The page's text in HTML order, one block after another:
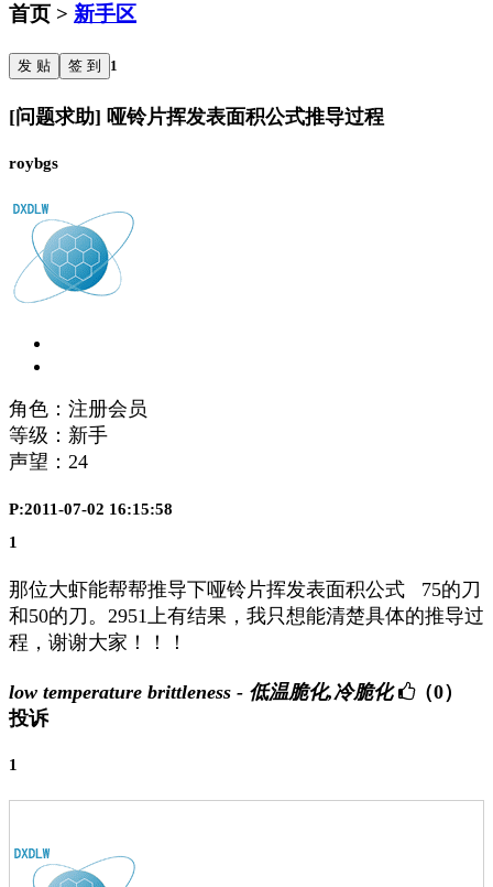
首页 > 新手区
发 贴 签 到 1
[问题求助] 哑铃片挥发表面积公式推导过程
roybgs
角色：注册会员
等级：新手
声望： 24
P:2011-07-02 16:15:58
1
那位大虾能帮帮推导下哑铃片挥发表面积公式 75的刀
和50的刀。2951上有结果，我只想能清楚具体的推导过
程，谢谢大家！！！
low temperature brittleness - 低温脆化,冷脆化
（0）
投诉
1